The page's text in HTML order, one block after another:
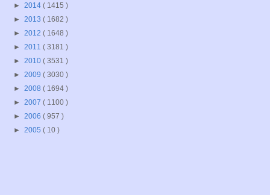
► 2014 ( 1415 )
► 2013 ( 1682 )
► 2012 ( 1648 )
► 2011 ( 3181 )
► 2010 ( 3531 )
► 2009 ( 3030 )
► 2008 ( 1694 )
► 2007 ( 1100 )
► 2006 ( 957 )
► 2005 ( 10 )